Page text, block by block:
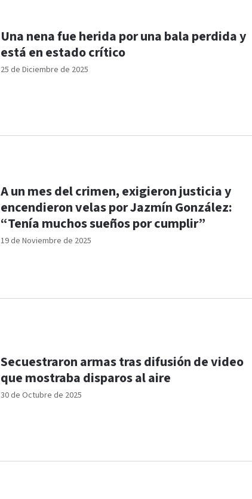
25 de Diciembre de 2025
Una nena fue herida por una bala perdida y
está en estado crítico
19 de Noviembre de 2025
A un mes del crimen, exigieron justicia y
encendieron velas por Jazmín González:
“Tenía muchos sueños por cumplir”
30 de Octubre de 2025
Secuestraron armas tras difusión de video
que mostraba disparos al aire